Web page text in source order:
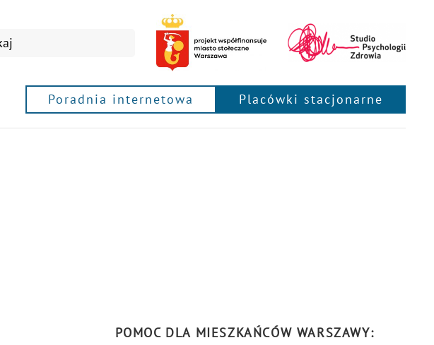
Poradnia internetowa Placówki stacjonarne
POMOC DLA MIESZKAŃCÓW WARSZAWY: